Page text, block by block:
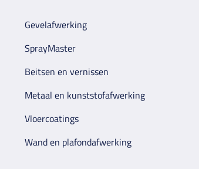
Gevelafwerking
SprayMaster
Beitsen en vernissen
Metaal en kunststofafwerking
Vloercoatings
Wand en plafondafwerking